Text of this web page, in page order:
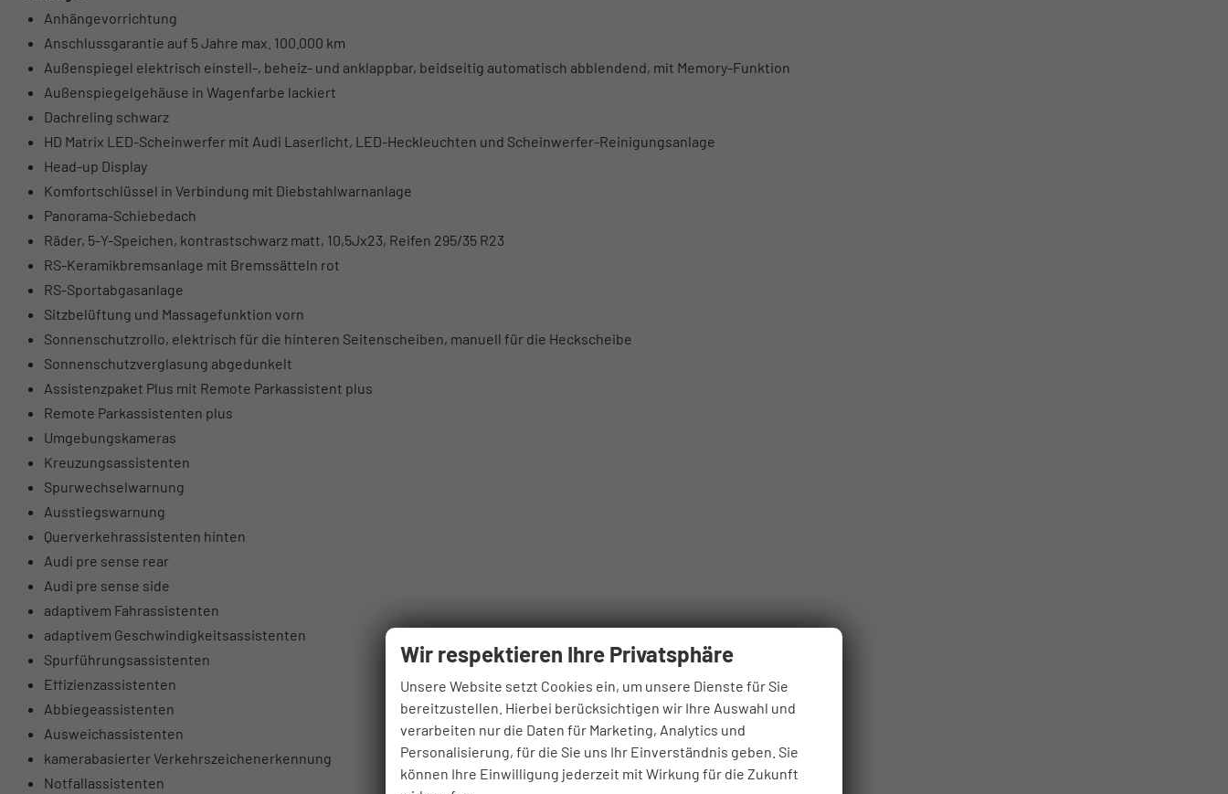
Anhängevorrichtung
Anschlussgarantie auf 5 Jahre max. 100.000 km
Außenspiegel elektrisch einstell-, beheiz- und anklappbar, beidseitig automatisch abblendend, mit Memory-Funktion
Außenspiegelgehäuse in Wagenfarbe lackiert
Dachreling schwarz
HD Matrix LED-Scheinwerfer mit Audi Laserlicht, LED-Heckleuchten und Scheinwerfer-Reinigungsanlage
Head-up Display
Komfortschlüssel in Verbindung mit Diebstahlwarnanlage
Panorama-Schiebedach
Räder, 5-Y-Speichen, kontrastschwarz matt, 10,5Jx23, Reifen 295/35 R23
RS-Keramikbremsanlage mit Bremssätteln rot
RS-Sportabgasanlage
Sitzbelüftung und Massagefunktion vorn
Sonnenschutzrollo, elektrisch für die hinteren Seitenscheiben, manuell für die Heckscheibe
Sonnenschutzverglasung abgedunkelt
Assistenzpaket Plus mit Remote Parkassistent plus
Remote Parkassistenten plus
Umgebungskameras
Kreuzungsassistenten
Spurwechselwarnung
Ausstiegswarnung
Querverkehrassistenten hinten
Audi pre sense rear
Audi pre sense side
adaptivem Fahrassistenten
adaptivem Geschwindigkeitsassistenten
Spurführungsassistenten
Effizienzassistenten
Abbiegeassistenten
Ausweichassistenten
kamerabasierter Verkehrszeichenerkennung
Notfallassistenten
Wir respektieren Ihre Privatsphäre
Unsere Website setzt Cookies ein, um unsere Dienste für Sie
bereitzustellen. Hierbei berücksichtigen wir Ihre Auswahl und
verarbeiten nur die Daten für Marketing, Analytics und
Personalisierung, für die Sie uns Ihr Einverständnis geben. Sie
können Ihre Einwilligung jederzeit mit Wirkung für die Zukunft